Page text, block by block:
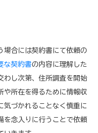
場合には契約書にて依頼の
な契約書の内容に理解した
わし次第、住所調査を開始
や所在を得るために情報収
気づかれることなく慎重に
を念入りに行うことで依頼